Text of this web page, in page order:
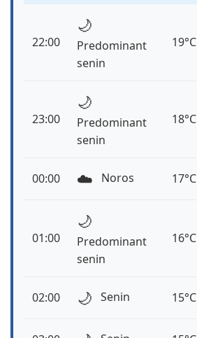
22:00
🌙
Predominant
senin
19°C
23:00
🌙
Predominant
senin
18°C
00:00 ☁️ Noros 17°C
01:00
🌙
Predominant
senin
16°C
02:00 🌙 Senin 15°C